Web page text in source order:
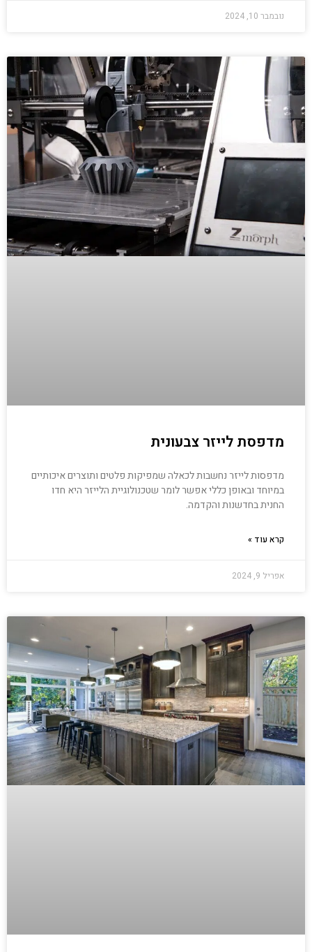
נובמבר 10, 2024
מדפסת לייזר צבעונית
מדפסות לייזר נחשבות לכאלה שמפיקות פלטים ותוצרים איכותיים
במיוחד ובאופן כללי אפשר לומר שטכנולוגיית הלייזר היא חדו
החנית בחדשנות והקדמה.
קרא עוד »
אפריל 9, 2024